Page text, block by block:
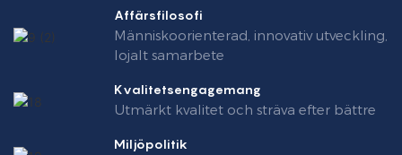
Affärsfilosofi
Människoorienterad, innovativ utveckling,
lojalt samarbete
Kvalitetsengagemang
Utmärkt kvalitet och sträva efter bättre
Miljöpolitik